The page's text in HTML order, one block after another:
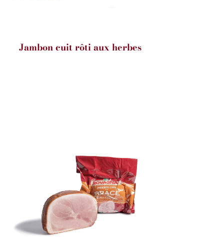
Jambon cuit rôti aux herbes